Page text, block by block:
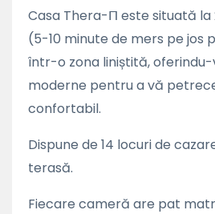
Casa Thera-Π este situată la
(5-10 minute de mers pe jos
într-o zona liniștită,
moderne pentru a vă
confortabil.
Dispune de 14 locuri de
terasă.
Fiecare cameră are pat